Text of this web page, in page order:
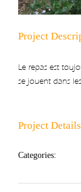
Project
Le repas est
se jouent dans
Project Details
Categories: